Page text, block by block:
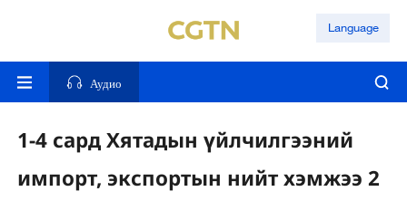
Language
Аудио
1-4 сард Хятадын үйлчилгээний
импорт, экспортын нийт хэмжээ 2